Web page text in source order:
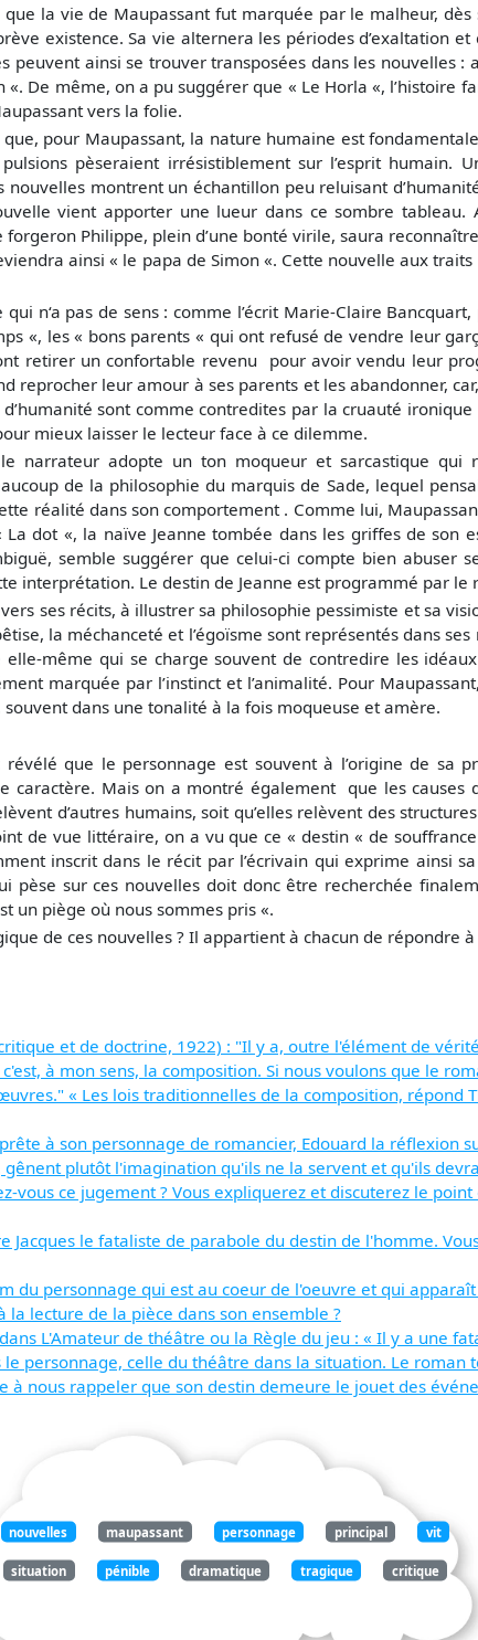
la vie de Maupassant fut marquée par le malheur,
existence. Sa vie alternera les périodes d’exaltation
peuvent ainsi se trouver transposées dans les nouvelles
De même, on a pu suggérer que « Le Horla «, l’histoire
vers la folie.
pour Maupassant, la nature humaine est
pulsions pèseraient irrésistiblement sur l’esprit
nouvelles montrent un échantillon peu reluisant
vient apporter une lueur dans ce sombre
Philippe, plein d’une bonté virile, saura
ainsi « le papa de Simon «. Cette nouvelle aux
qui n‘a pas de sens : comme l’écrit Marie-Claire
«, les « bons parents « qui ont refusé de vendre leur
retirer un confortable revenu pour avoir vendu leur
reprocher leur amour à ses parents et les abandonner,
sont comme contredites par la cruauté
mieux laisser le lecteur face à ce dilemme.
narrateur adopte un ton moqueur et sarcastique qui
de la philosophie du marquis de Sade, lequel
réalité dans son comportement . Comme lui,
dot «, la naïve Jeanne tombée dans les griffes de son
semble suggérer que celui-ci compte bien abuser
interprétation. Le destin de Jeanne est programmé par le
ses récits, à illustrer sa philosophie pessimiste et sa
la méchanceté et l’égoïsme sont représentés dans
elle-même qui se charge souvent de contredire les
marquée par l’instinct et l’animalité. Pour
souvent dans une tonalité à la fois moqueuse et amère.
révélé que le personnage est souvent à l’origine de sa
caractère. Mais on a montré également que les
d’autres humains, soit qu’elles relèvent des
de vue littéraire, on a vu que ce « destin « de
inscrit dans le récit par l’écrivain qui exprime ainsi
sur ces nouvelles doit donc être recherchée
un piège où nous sommes pris «.
de ces nouvelles ? Il appartient à chacun de répondre
et de doctrine, 1922) : "Il y a, outre l'élément de
à mon sens, la composition. Si nous voulons que le
« Les lois traditionnelles de la composition, répond
à son personnage de romancier, Edouard la réflexion
plutôt l'imagination qu'ils ne la servent et qu'ils
vous ce jugement ? Vous expliquerez et discuterez le
Jacques le fataliste de parabole du destin de l'homme.
du personnage qui est au coeur de l'oeuvre et qui
lecture de la pièce dans son ensemble ?
L'Amateur de théâtre ou la Règle du jeu : « Il y a une
personnage, celle du théâtre dans la situation. Le roman
à nous rappeler que son destin demeure le jouet des
nouvelles maupassant personnage principal vit
situation pénible dramatique tragique critique